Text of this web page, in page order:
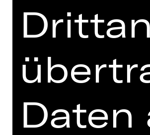
Bedingungen? In
(Choreografie aus dem
erweckt Richard Siegal
Untersuchung seiner
und erzählerischen
neuem Leben, das durch
Mirandas farbenfrohe
Matthias Singers starkes
und Jean-Marc Puissants
Daten